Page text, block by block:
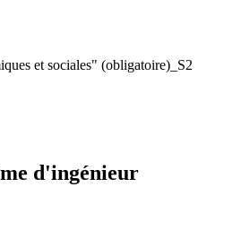
et sociales" (obligatoire)_S2
d'ingénieur